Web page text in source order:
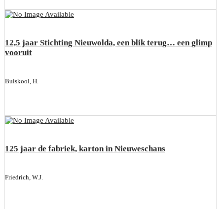
12,5 jaar Stichting Nieuwolda, een blik terug… een glimp
vooruit
Buiskool, H.
125 jaar de fabriek, karton in Nieuweschans
Friedrich, W.J.